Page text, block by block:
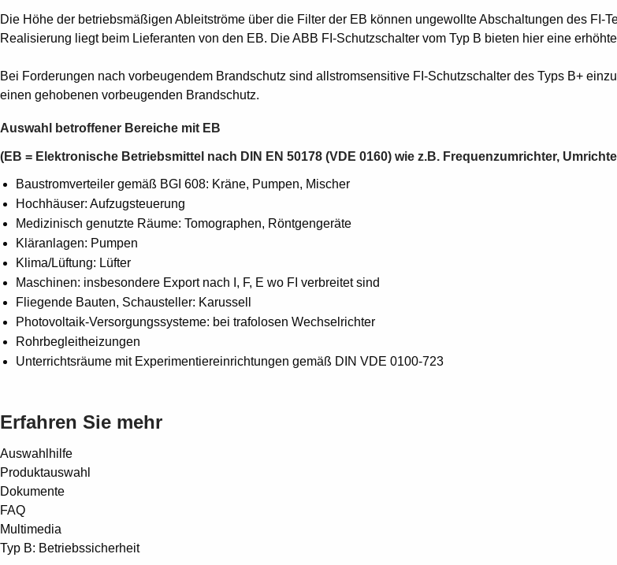
Die Höhe der betriebsmäßigen Ableitströme über die Filter der EB können ungewollte Abschaltungen des
Realisierung liegt beim Lieferanten von den EB. Die ABB FI-Schutzschalter vom Typ B bieten hier eine
Bei Forderungen nach vorbeugendem Brandschutz sind allstromsensitive FI-Schutzschalter des Typs B+
einen gehobenen vorbeugenden Brandschutz.
Auswahl betroffener Bereiche mit EB
(EB = Elektronische Betriebsmittel nach DIN EN 50178 (VDE 0160) wie z.B. Frequenzumrichter,
Baustromverteiler gemäß BGI 608: Kräne, Pumpen, Mischer
Hochhäuser: Aufzugsteuerung
Medizinisch genutzte Räume: Tomographen, Röntgengeräte
Kläranlagen: Pumpen
Klima/Lüftung: Lüfter
Maschinen: insbesondere Export nach I, F, E wo FI verbreitet sind
Fliegende Bauten, Schausteller: Karussell
Photovoltaik-Versorgungssysteme: bei trafolosen Wechselrichter
Rohrbegleitheizungen
Unterrichtsräume mit Experimentiereinrichtungen gemäß DIN VDE 0100-723
Erfahren Sie mehr
Auswahlhilfe
Produktauswahl
Dokumente
FAQ
Multimedia
Typ B: Betriebssicherheit